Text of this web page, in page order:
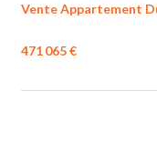
Vente Appartement
471 065 €